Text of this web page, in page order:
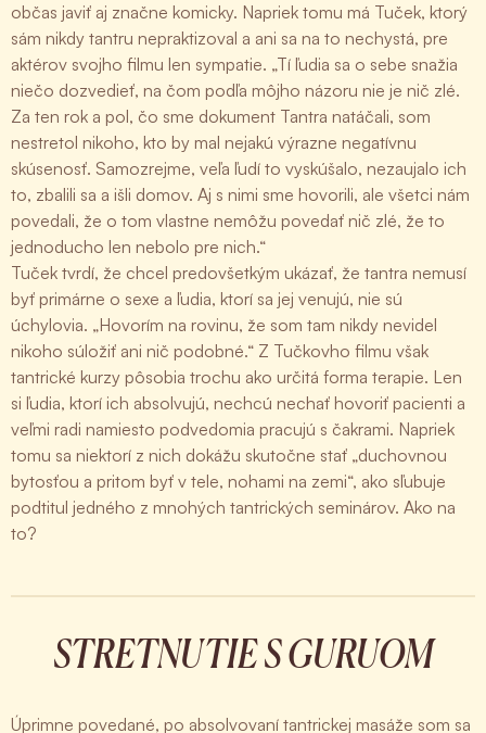
občas javiť aj značne komicky. Napriek tomu má Tuček, ktorý
sám nikdy tantru nepraktizoval a ani sa na to nechystá, pre
aktérov svojho filmu len sympatie. „Tí ľudia sa o sebe snažia
niečo dozvedieť, na čom podľa môjho názoru nie je nič zlé.
Za ten rok a pol, čo sme dokument Tantra natáčali, som
nestretol nikoho, kto by mal nejakú výrazne negatívnu
skúsenosť. Samozrejme, veľa ľudí to vyskúšalo, nezaujalo ich
to, zbalili sa a išli domov. Aj s nimi sme hovorili, ale všetci nám
povedali, že o tom vlastne nemôžu povedať nič zlé, že to
jednoducho len nebolo pre nich.“
Tuček tvrdí, že chcel predovšetkým ukázať, že tantra nemusí
byť primárne o sexe a ľudia, ktorí sa jej venujú, nie sú
úchylovia. „Hovorím na rovinu, že som tam nikdy nevidel
nikoho súložiť ani nič podobné.“ Z Tučkovho filmu však
tantrické kurzy pôsobia trochu ako určitá forma terapie. Len
si ľudia, ktorí ich absolvujú, nechcú nechať hovoriť pacienti a
veľmi radi namiesto podvedomia pracujú s čakrami. Napriek
tomu sa niektorí z nich dokážu skutočne stať „duchovnou
bytosťou a pritom byť v tele, nohami na zemi“, ako sľubuje
podtitul jedného z mnohých tantrických seminárov. Ako na
to?
STRETNUTIE S GURUOM
Úprimne povedané, po absolvovaní tantrickej masáže som sa